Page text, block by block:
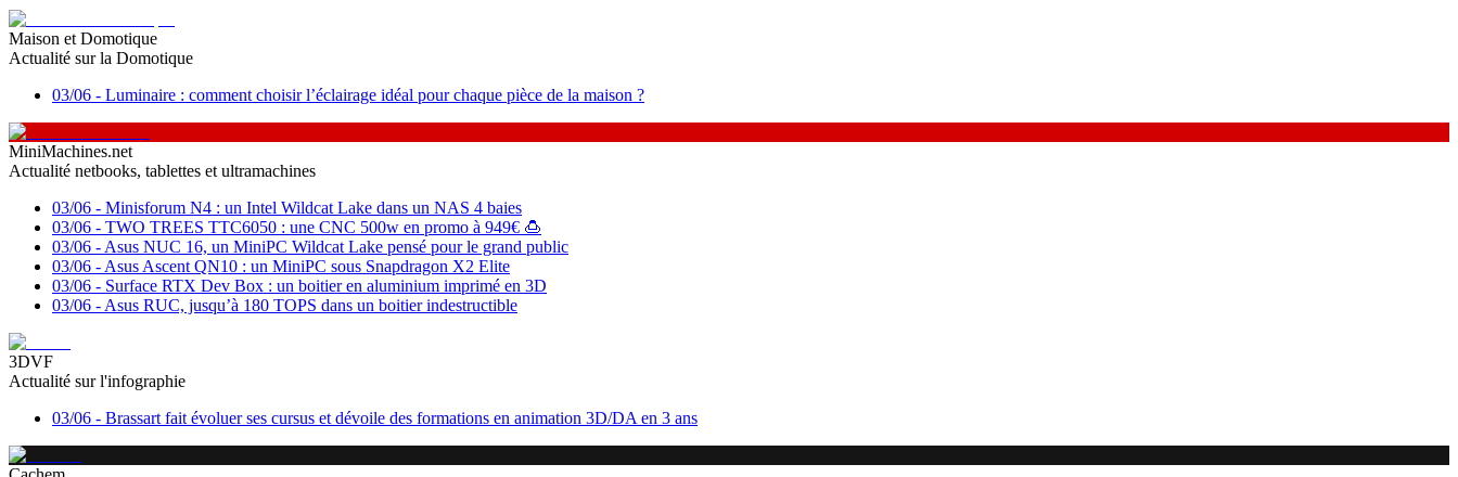
Maison et Domotique
Actualité sur la Domotique
03/06 - Luminaire : comment choisir l’éclairage idéal pour chaque pièce de la maison ?
MiniMachines.net
Actualité netbooks, tablettes et ultramachines
03/06 - Minisforum N4 : un Intel Wildcat Lake dans un NAS 4 baies
03/06 - TWO TREES TTC6050 : une CNC 500w en promo à 949€ 🍮
03/06 - Asus NUC 16, un MiniPC Wildcat Lake pensé pour le grand public
03/06 - Asus Ascent QN10 : un MiniPC sous Snapdragon X2 Elite
03/06 - Surface RTX Dev Box : un boitier en aluminium imprimé en 3D
03/06 - Asus RUC, jusqu’à 180 TOPS dans un boitier indestructible
3DVF
Actualité sur l'infographie
03/06 - Brassart fait évoluer ses cursus et dévoile des formations en animation 3D/DA en 3 ans